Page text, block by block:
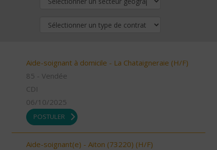
Aide-soignant à domicile - La Chataigneraie (H/F)
85 - Vendée
CDI
06/10/2025
POSTULER
Aide-soignant(e) - Aiton (73220) (H/F)